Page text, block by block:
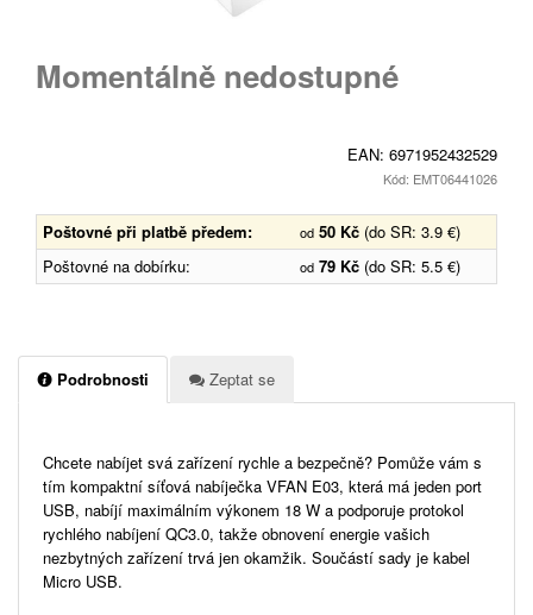
Momentálně nedostupné
EAN: 6971952432529
Kód: EMT06441026
Poštovné při platbě předem: od 50 Kč (do SR: 3.9 €)
Poštovné na dobírku:
od 79 Kč (do SR: 5.5 €)
Podrobnosti Zeptat se
Chcete nabíjet svá zařízení rychle a bezpečně? Pomůže vám s
tím kompaktní síťová nabíječka VFAN E03, která má jeden port
USB, nabíjí maximálním výkonem 18 W a podporuje protokol
rychlého nabíjení QC3.0, takže obnovení energie vašich
nezbytných zařízení trvá jen okamžik. Součástí sady je kabel
Micro USB.